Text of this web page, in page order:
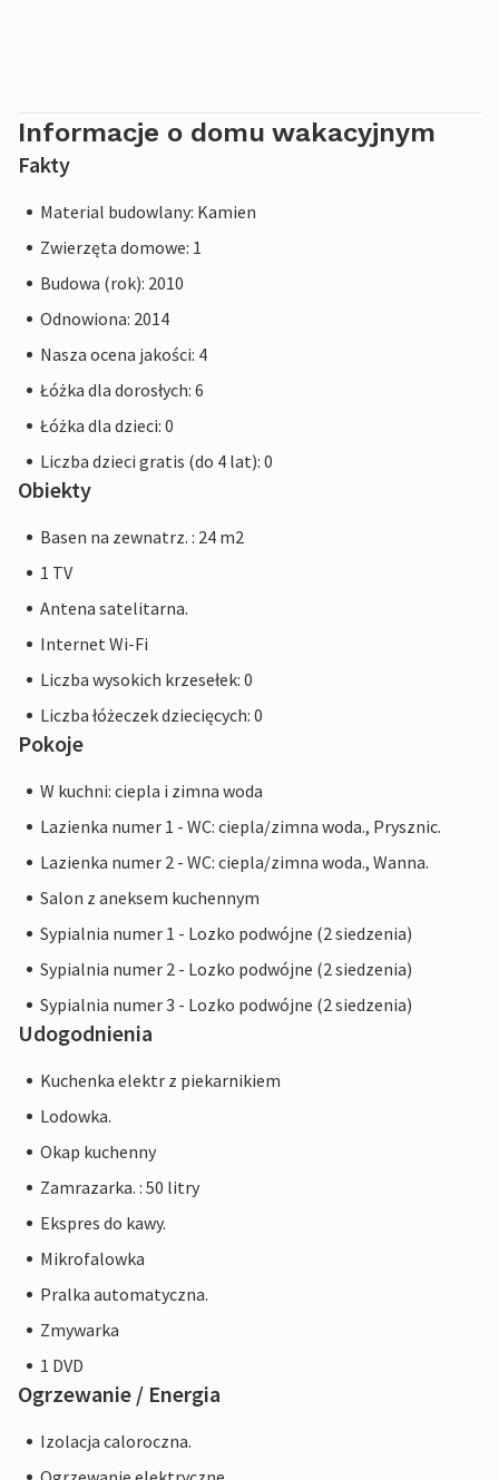
Informacje o domu wakacyjnym
Fakty
Material budowlany: Kamien
Zwierzęta domowe: 1
Budowa (rok): 2010
Odnowiona: 2014
Nasza ocena jakości: 4
Łóżka dla dorosłych: 6
Łóżka dla dzieci: 0
Liczba dzieci gratis (do 4 lat): 0
Obiekty
Basen na zewnatrz. : 24 m2
1 TV
Antena satelitarna.
Internet Wi-Fi
Liczba wysokich krzesełek: 0
Liczba łóżeczek dziecięcych: 0
Pokoje
W kuchni: ciepla i zimna woda
Lazienka numer 1 - WC: ciepla/zimna woda., Prysznic.
Lazienka numer 2 - WC: ciepla/zimna woda., Wanna.
Salon z aneksem kuchennym
Sypialnia numer 1 - Lozko podwójne (2 siedzenia)
Sypialnia numer 2 - Lozko podwójne (2 siedzenia)
Sypialnia numer 3 - Lozko podwójne (2 siedzenia)
Udogodnienia
Kuchenka elektr z piekarnikiem
Lodowka.
Okap kuchenny
Zamrazarka. : 50 litry
Ekspres do kawy.
Mikrofalowka
Pralka automatyczna.
Zmywarka
1 DVD
Ogrzewanie / Energia
Izolacja caloroczna.